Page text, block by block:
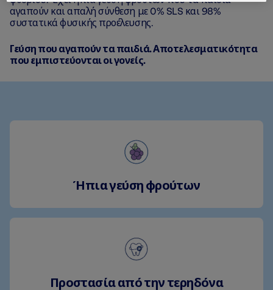
αγαπούν και απαλή σύνθεση με 0% SLS και 98%
συστατικά φυσικής προέλευσης.
Γεύση που αγαπούν τα παιδιά. Αποτελεσματικότητα
που εμπιστεύονται οι γονείς.
Ήπια γεύση φρούτων
Προστασία από την τερηδόνα